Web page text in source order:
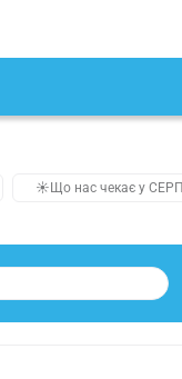
☀️Що нас чекає у